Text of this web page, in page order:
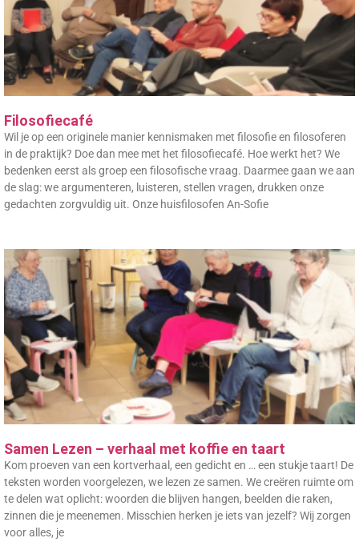
Filosofiecafé
Wil je op een originele manier kennismaken met filosofie en filosoferen
in de praktijk? Doe dan mee met het filosofiecafé. Hoe werkt het? We
bedenken eerst als groep een filosofische vraag. Daarmee gaan we aan
de slag: we argumenteren, luisteren, stellen vragen, drukken onze
gedachten zorgvuldig uit. Onze huisfilosofen An-Sofie
Samen Lezen – verhaal met koffie en taart
Kom proeven van een kortverhaal, een gedicht en … een stukje taart! De
teksten worden voorgelezen, we lezen ze samen. We creëren ruimte om
te delen wat oplicht: woorden die blijven hangen, beelden die raken,
zinnen die je meenemen. Misschien herken je iets van jezelf? Wij zorgen
voor alles, je